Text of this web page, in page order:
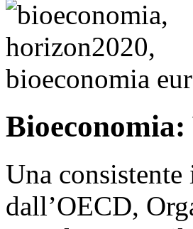
Bioeconomia:
Una consistente
dall’OECD,